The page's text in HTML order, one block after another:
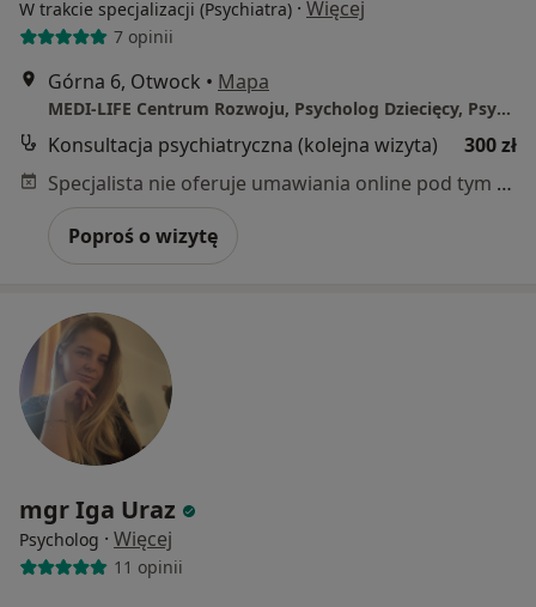
W trakcie specjalizacji (Psychiatra) · Więcej
7 opinii
Górna 6, Otwock • Mapa
MEDI-LIFE Centrum Rozwoju, Psycholog Dziecięcy, Psychiatra, Terapeuta Uzależnień, Psychoterapeuta, Psycholog, Joga.
Konsultacja psychiatryczna (kolejna wizyta)
300 zł
Specjalista nie oferuje umawiania online pod tym adresem.
Poproś o wizytę
mgr Iga Uraz
Psycholog · Więcej
11 opinii